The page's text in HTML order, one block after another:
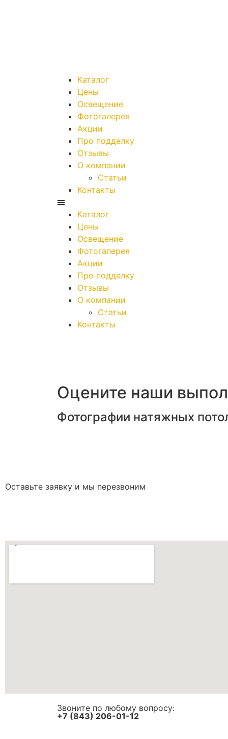
Каталог
Цены
Освещение
Фотогалерея
Акции
Про подделку
Отзывы
О компании
Статьи
Контакты
Каталог
Цены
Освещение
Фотогалерея
Акции
Про подделку
Отзывы
О компании
Статьи
Контакты
Оцените наши
Фотографии натяжных
Оставьте заявку и мы перезвоним
Звоните по любому вопросу:
+7 (843) 206-01-12